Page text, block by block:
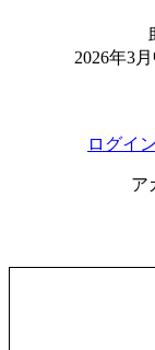
2026年3
ログイ
ア